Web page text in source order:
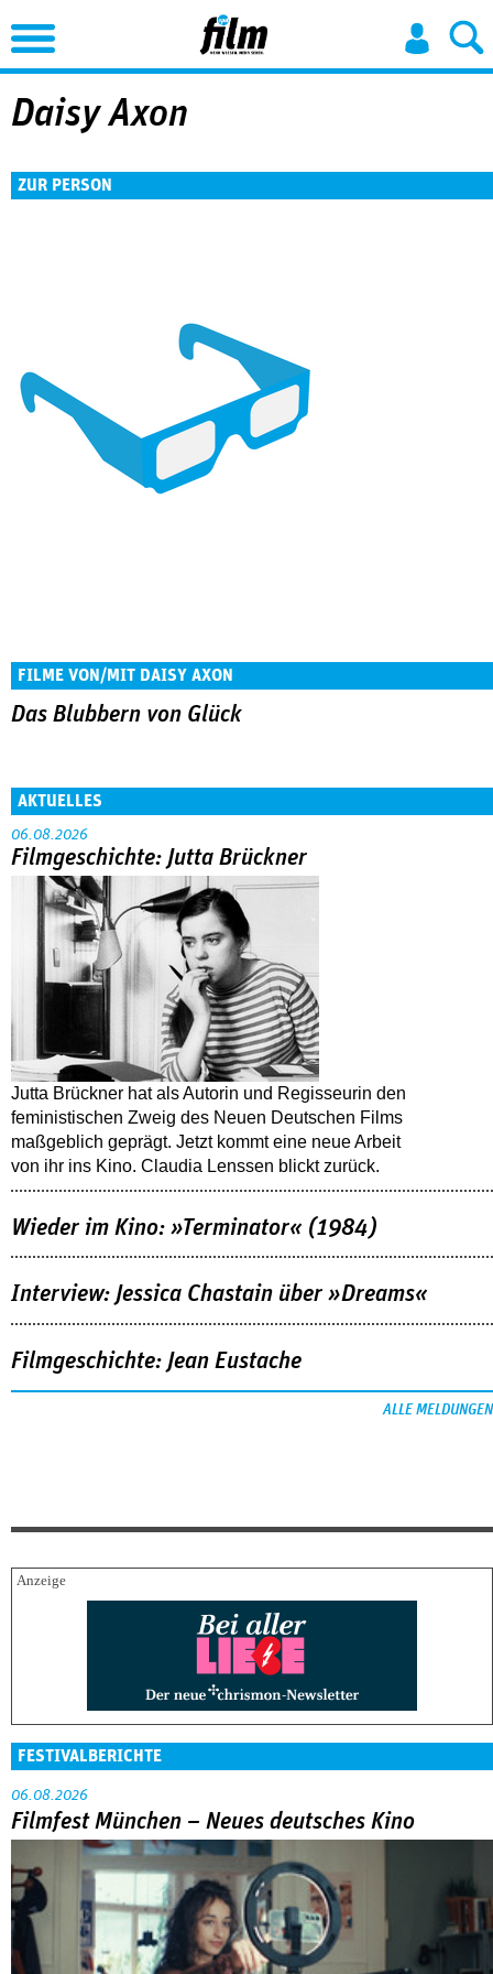
Jump to Navigation
Daisy Axon
ZUR PERSON
FILME VON/MIT DAISY AXON
Das Blubbern von Glück
AKTUELLES
06.08.2026
Filmgeschichte: Jutta Brückner
Jutta Brückner hat als Autorin und Regisseurin den
feministischen Zweig des Neuen Deutschen Films
maßgeblich geprägt. Jetzt kommt eine neue Arbeit
von ihr ins Kino. Claudia Lenssen blickt zurück.
Wieder im Kino: »Terminator« (1984)
Interview: Jessica Chastain über »Dreams«
Filmgeschichte: Jean Eustache
ALLE MELDUNGEN
FESTIVALBERICHTE
06.08.2026
Filmfest München – Neues deutsches Kino